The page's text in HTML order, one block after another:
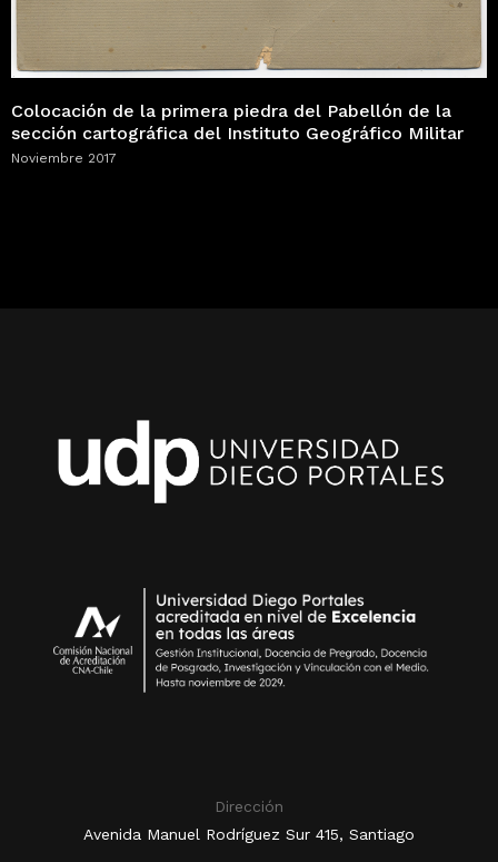
Colocación de la primera piedra del Pabellón de la
sección cartográfica del Instituto Geográfico Militar
Noviembre 2017
Dirección
Avenida Manuel Rodríguez Sur 415, Santiago